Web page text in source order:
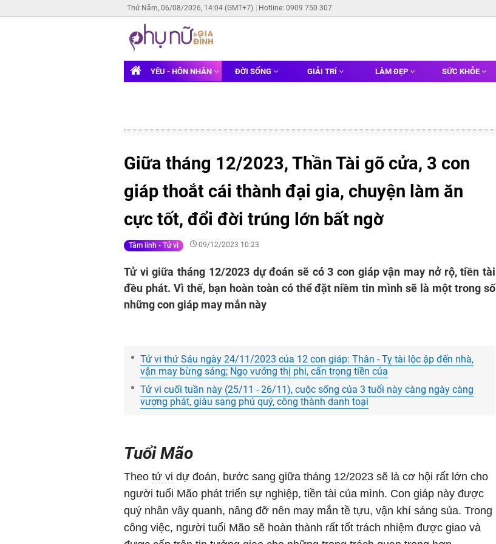
Thứ Năm, 06/08/2026, 14:04 (GMT+7) Hotline: 0909 750 307
YÊU - HÔN NHÂN ĐỜI SỐNG GIẢI TRÍ LÀM ĐẸP SỨC KHỎE
Giữa tháng 12/2023, Thần Tài gõ cửa, 3 con
giáp thoắt cái thành đại gia, chuyện làm ăn
cực tốt, đổi đời trúng lớn bất ngờ
Tâm linh - Tử vi 09/12/2023 10:23
Tử vi giữa tháng 12/2023 dự đoán sẽ có 3 con giáp vận may nở rộ, tiền tài
đều phát. Vì thế, bạn hoàn toàn có thể đặt niềm tin mình sẽ là một trong số
những con giáp may mắn này
Tử vi thứ Sáu ngày 24/11/2023 của 12 con giáp: Thân - Tỵ tài lộc ập đến nhà,
vận may bừng sáng; Ngọ vướng thị phi, cẩn trọng tiền của
Tử vi cuối tuần này (25/11 - 26/11), cuộc sống của 3 tuổi này càng ngày càng
vượng phát, giàu sang phú quý, công thành danh toại
Tuổi Mão
Theo tử vi dự đoán, bước sang giữa tháng 12/2023 sẽ là cơ hội rất lớn cho
người tuổi Mão phát triển sự nghiệp, tiền tài của mình. Con giáp này được
quý nhân vây quanh, nâng đỡ nên may mắn tề tựu, vận khí sáng sủa. Trong
công việc, người tuổi Mão sẽ hoàn thành rất tốt trách nhiệm được giao và